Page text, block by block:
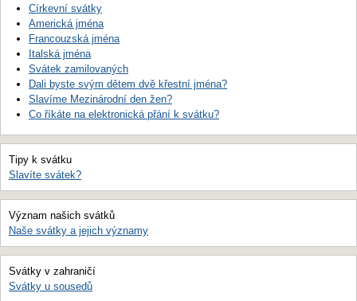
Církevní svátky
Americká jména
Francouzská jména
Italská jména
Svátek zamilovaných
Dali byste svým dětem dvě křestní jména?
Slavíme Mezinárodní den žen?
Co říkáte na elektronická přání k svátku?
Tipy k svátku
Slavíte svátek?
Význam našich svátků
Naše svátky a jejich významy
Svátky v zahraničí
Svátky u sousedů